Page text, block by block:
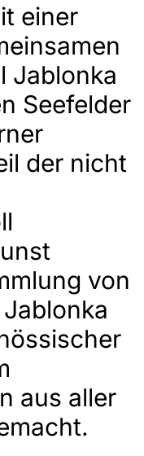
einer
Jablonka
Seefelder
der nicht
von
aus aller